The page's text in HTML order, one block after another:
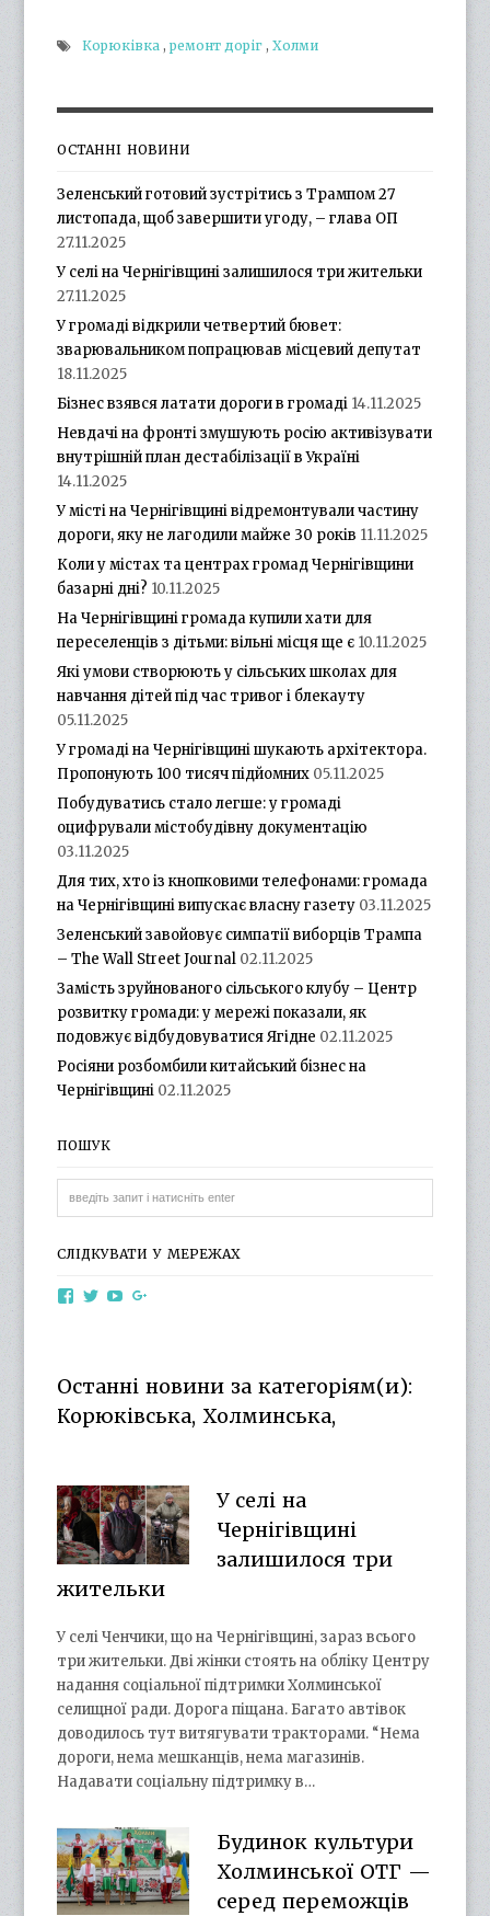
Корюківка ,ремонт доріг ,Холми
ОСТАННІ НОВИНИ
Зеленський готовий зустрітись з Трампом 27
листопада, щоб завершити угоду, – глава ОП
27.11.2025
У селі на Чернігівщині залишилося три жительки
27.11.2025
У громаді відкрили четвертий бювет:
зварювальником попрацював місцевий депутат
18.11.2025
Бізнес взявся латати дороги в громаді 14.11.2025
Невдачі на фронті змушують росію активізувати
внутрішній план дестабілізації в Україні
14.11.2025
У місті на Чернігівщині відремонтували частину
дороги, яку не лагодили майже 30 років 11.11.2025
Коли у містах та центрах громад Чернігівщини
базарні дні? 10.11.2025
На Чернігівщині громада купили хати для
переселенців з дітьми: вільні місця ще є 10.11.2025
Які умови створюють у сільських школах для
навчання дітей під час тривог і блекауту
05.11.2025
У громаді на Чернігівщині шукають архітектора.
Пропонують 100 тисяч підйомних 05.11.2025
Побудуватись стало легше: у громаді
оцифрували містобудівну документацію
03.11.2025
Для тих, хто із кнопковими телефонами: громада
на Чернігівщині випускає власну газету 03.11.2025
Зеленський завойовує симпатії виборців Трампа
– The Wall Street Journal 02.11.2025
Замість зруйнованого сільського клубу – Центр
розвитку громади: у мережі показали, як
подовжує відбудовуватися Ягідне 02.11.2025
Росіяни розбомбили китайський бізнес на
Чернігівщині 02.11.2025
ПОШУК
СЛІДКУВАТИ У МЕРЕЖАХ
ViewViewView
YouTube
Останні новини за категоріям(и):
Корюківська, Холминська,
У селі на
Чернігівщині
залишилося три
жительки
У селі Ченчики, що на Чернігівщині, зараз всього
три жительки. Дві жінки стоять на обліку Центру
надання соціальної підтримки Холминської
селищної ради. Дорога піщана. Багато автівок
доводилось тут витягувати тракторами. “Нема
дороги, нема мешканців, нема магазинів.
Надавати соціальну підтримку в…
Будинок культури
Холминської ОТГ —
серед переможців